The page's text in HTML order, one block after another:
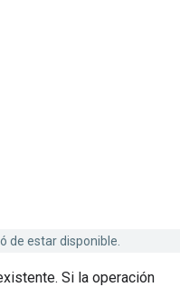
de estar disponible.
Si la operación